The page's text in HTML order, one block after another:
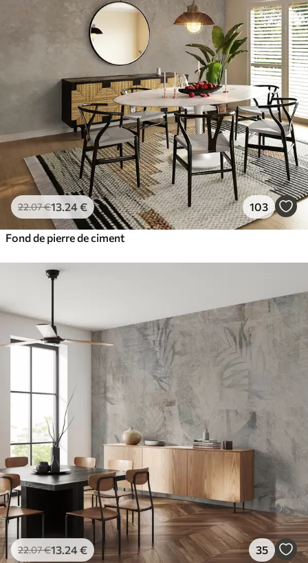
22.07€13 .24€ 103
Fond de pierre de ciment
22.07€13 .24€ 35